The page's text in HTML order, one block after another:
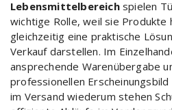
Lebensmittelbereichspielen
wichtige Rolle, weil sie Produkte
gleichzeitig eine praktische
Verkauf darstellen. Im
ansprechende Warenübergabe
professionellen
im Versand wiederum stehen